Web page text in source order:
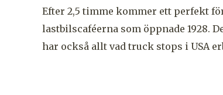
Efter 2,5 timme kommer ett perfekt
lastbilscaféerna som öppnade 1928.
har också allt vad truck stops i USA